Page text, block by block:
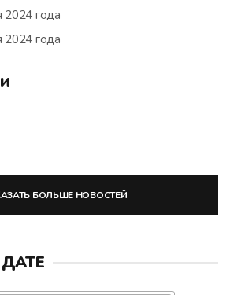
2024 года
2024 года
БОЛЬШЕ НОВОСТЕЙ